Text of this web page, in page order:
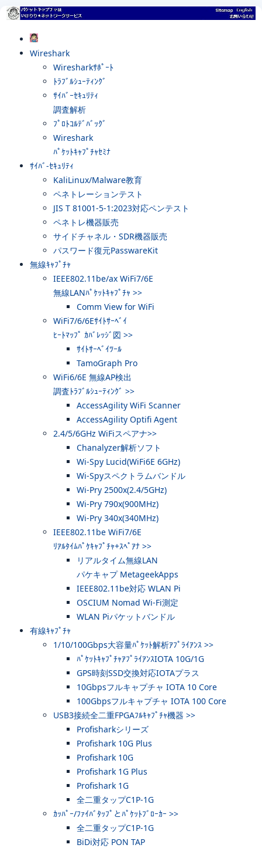
Wireshark
Wiresharkｻﾎﾟｰﾄ
ﾄﾗﾌﾞﾙｼｭｰﾃｨﾝｸﾞ
ｻｲﾊﾞｰｾｷｭﾘﾃｨ
調査解析
ﾌﾟﾛﾄｺﾙﾃﾞﾊﾞｯｸﾞ
Wireshark
ﾊﾟｹｯﾄｷｬﾌﾟﾁｬｾﾐﾅ
ｻｲﾊﾞ-ｾｷｭﾘﾃｨ
KaliLinux/Malware教育
ペネトレーションテスト
JIS T 81001-5-1:2023対応ペンテスト
ペネトレ機器販売
サイドチャネル・SDR機器販売
パスワード復元PasswareKit
無線ｷｬﾌﾟﾁｬ
IEEE802.11be/ax WiFi7/6E
無線LANﾊﾟｹｯﾄｷｬﾌﾟﾁｬ >>
Comm View for WiFi
WiFi7/6/6Eｻｲﾄｻｰﾍﾞｲ
ﾋｰﾄﾏｯﾌﾟ ｶﾊﾞﾚｯｼﾞ図 >>
ｻｲﾄｻｰﾍﾞｲﾂｰﾙ
TamoGraph Pro
WiFi6/6E 無線AP検出
調査ﾄﾗﾌﾞﾙｼｭｰﾃｨﾝｸﾞ >>
AccessAgility WiFi Scanner
AccessAgility Optifi Agent
2.4/5/6GHz WiFiスペアナ>>
Chanalyzer解析ソフト
Wi-Spy Lucid(WiFi6E 6GHz)
Wi-Spyスペクトラムバンドル
Wi-Pry 2500x(2.4/5GHz)
Wi-Pry 790x(900MHz)
Wi-Pry 340x(340MHz)
IEEE802.11be WiFi7/6E
ﾘｱﾙﾀｲﾑﾊﾟｹｷｬﾌﾟﾁｬ+ｽﾍﾟｱﾅ >>
リアルタイム無線LAN
パケキャプ MetageekApps
IEEE802.11be対応 WLAN Pi
OSCIUM Nomad Wi-Fi測定
WLAN Piパケットバンドル
有線ｷｬﾌﾟﾁｬ
1/10/100Gbps大容量ﾊﾟｹｯﾄ解析ｱﾌﾟﾗｲｱﾝｽ >>
ﾊﾟｹｯﾄｷｬﾌﾟﾁｬｱﾌﾟﾗｲｱﾝｽIOTA 10G/1G
GPS時刻SSD交換対応IOTAプラス
10Gbpsフルキャプチャ IOTA 10 Core
100Gbpsフルキャプチャ IOTA 100 Core
USB3接続全二重FPGAﾌﾙｷｬﾌﾟﾁｬ機器 >>
Profisharkシリーズ
Profishark 10G Plus
Profishark 10G
Profishark 1G Plus
Profishark 1G
全二重タップC1P-1G
ｶｯﾊﾟｰ/ﾌｧｲﾊﾞﾀｯﾌﾟとﾊﾟｹｯﾄﾌﾞﾛｰｶｰ >>
全二重タップC1P-1G
BiDi対応 PON TAP